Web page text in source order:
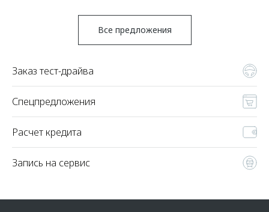
Все предложения
Заказ тест-драйва
Спецпредложения
Расчет кредита
Запись на сервис